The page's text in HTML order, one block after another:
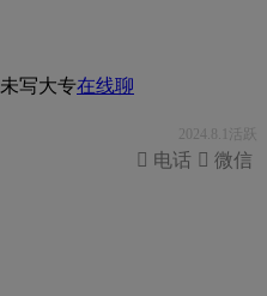
未写大专在线聊
2024.8.1活跃
 微信
 电话